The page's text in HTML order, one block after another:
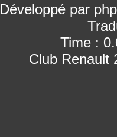
Développé par
Time :
Club Renault